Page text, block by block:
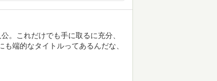
。これだけでも手に取るに充分、
端的なタイトルってあるんだな、